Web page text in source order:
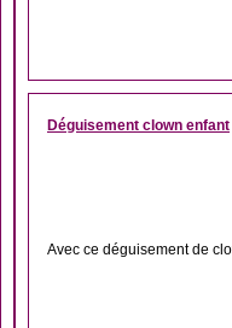
Déguisement clown enfant
Avec ce déguisement de